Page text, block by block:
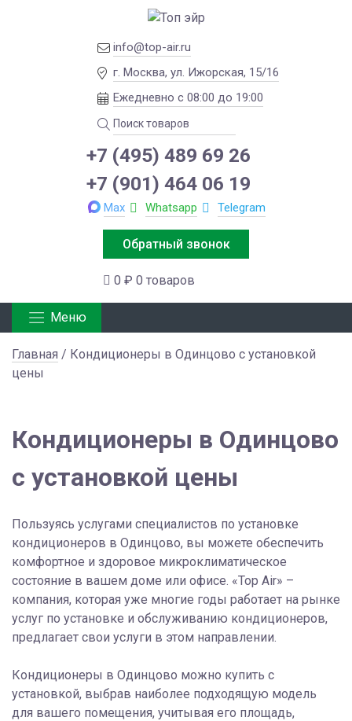
info@top-air.ru
г. Москва, ул. Ижорская, 15/16
Ежедневно с 08:00 до 19:00
+7 (495) 489 69 26
+7 (901) 464 06 19
Max Whatsapp Telegram
Обратный звонок
0 ₽ 0 товаров
Меню
Главная / Кондиционеры в Одинцово с установкой
цены
Кондиционеры в Одинцово
с установкой цены
Пользуясь услугами специалистов по установке
кондиционеров в Одинцово, вы можете обеспечить
комфортное и здоровое микроклиматическое
состояние в вашем доме или офисе. «Top Air» –
компания, которая уже многие годы работает на рынке
услуг по установке и обслуживанию кондиционеров,
предлагает свои услуги в этом направлении.
Кондиционеры в Одинцово можно купить с
установкой, выбрав наиболее подходящую модель
для вашего помещения, учитывая его площадь,